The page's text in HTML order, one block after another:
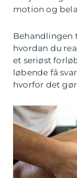
motion og
Behandlingen
hvordan du
et seriøst
løbende få
hvorfor det